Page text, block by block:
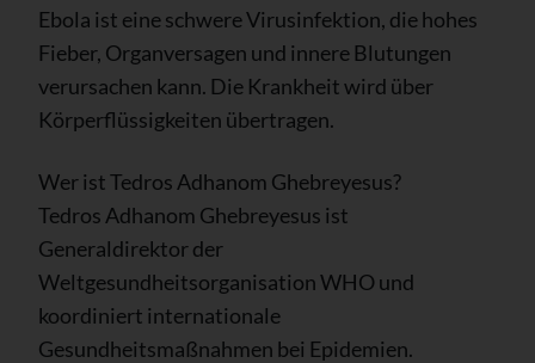
Ebola ist eine schwere Virusinfektion, die hohes
Fieber, Organversagen und innere Blutungen
verursachen kann. Die Krankheit wird über
Körperflüssigkeiten übertragen.
Wer ist Tedros Adhanom Ghebreyesus?
Tedros Adhanom Ghebreyesus ist
Generaldirektor der
Weltgesundheitsorganisation WHO und
koordiniert internationale
Gesundheitsmaßnahmen bei Epidemien.